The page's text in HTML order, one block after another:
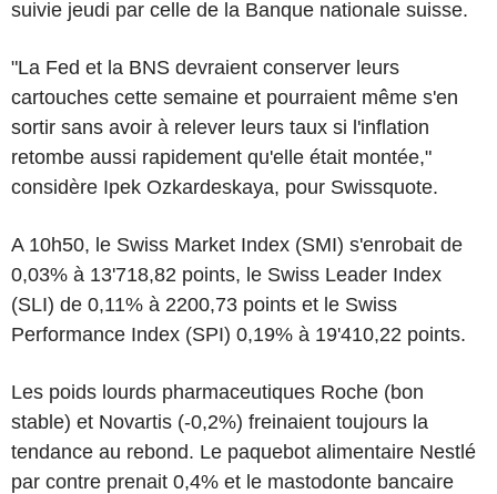
suivie jeudi par celle de la Banque nationale suisse.
"La Fed et la BNS devraient conserver leurs
cartouches cette semaine et pourraient même s'en
sortir sans avoir à relever leurs taux si l'inflation
retombe aussi rapidement qu'elle était montée,"
considère Ipek Ozkardeskaya, pour Swissquote.
A 10h50, le Swiss Market Index (SMI) s'enrobait de
0,03% à 13'718,82 points, le Swiss Leader Index
(SLI) de 0,11% à 2200,73 points et le Swiss
Performance Index (SPI) 0,19% à 19'410,22 points.
Les poids lourds pharmaceutiques Roche (bon
stable) et Novartis (-0,2%) freinaient toujours la
tendance au rebond. Le paquebot alimentaire Nestlé
par contre prenait 0,4% et le mastodonte bancaire